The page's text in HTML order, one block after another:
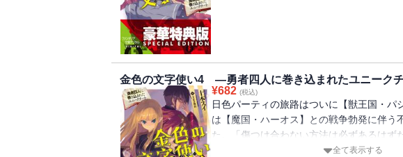
金色の文字使い4 ―勇者四人に巻き込まれたユニーク
¥682 (税込)
日色パーティの旅路はついに【獣王国・パ
は【魔国・ハーオス】との戦争勃発に伴う
た。「傷つけ合わない方法は必ずあるはず
の嘆きに、日色は――！？ 全て表示する